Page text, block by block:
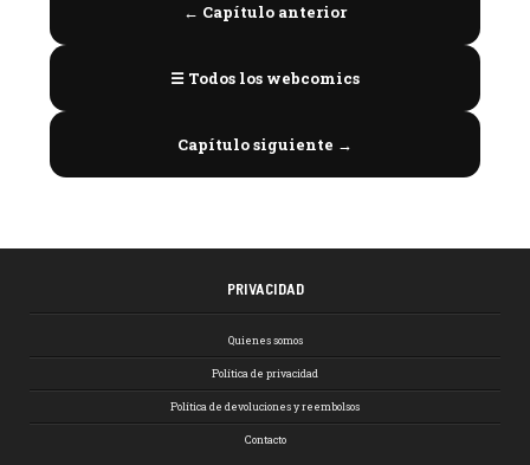
← Capítulo anterior
☰ Todos los webcomics
Capítulo siguiente →
PRIVACIDAD
Quienes somos
Política de privacidad
Política de devoluciones y reembolsos
Contacto